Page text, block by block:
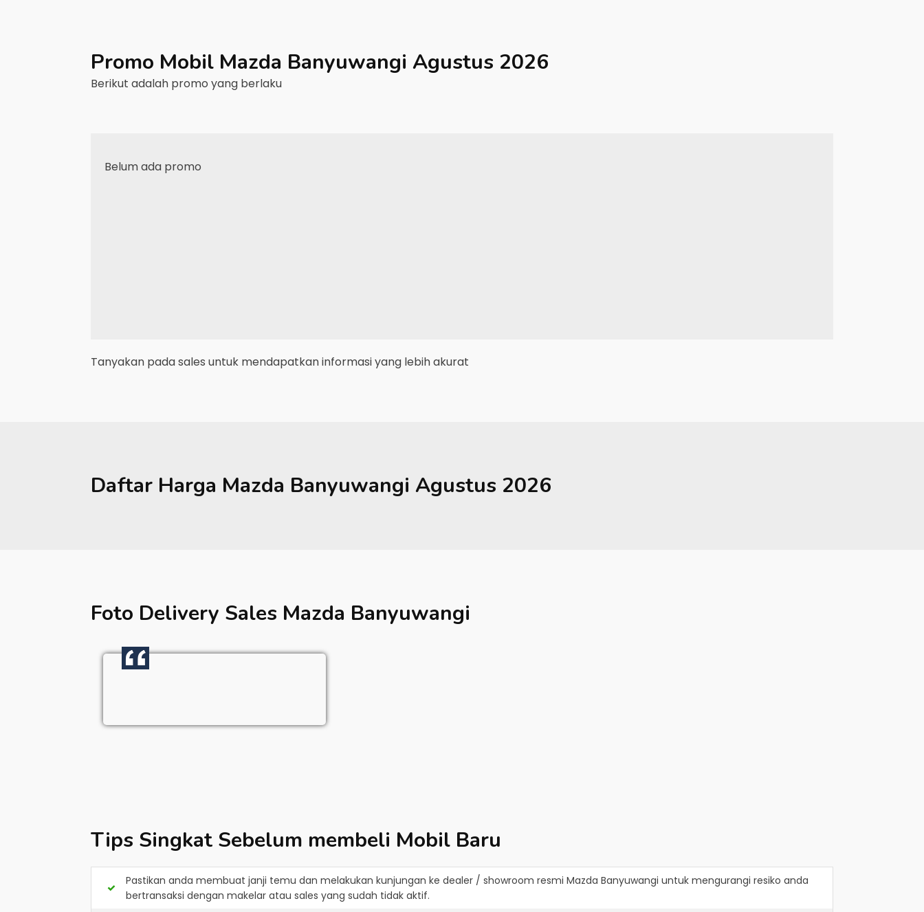
Promo Mobil Mazda Banyuwangi Agustus 2026
Berikut adalah promo yang berlaku
Belum ada promo
Tanyakan pada sales untuk mendapatkan informasi yang lebih akurat
Daftar Harga Mazda Banyuwangi Agustus 2026
Foto Delivery Sales Mazda Banyuwangi
Tips Singkat Sebelum membeli Mobil Baru
Pastikan anda membuat janji temu dan melakukan kunjungan ke dealer / showroom resmi Mazda Banyuwangi untuk mengurangi resiko anda
bertransaksi dengan makelar atau sales yang sudah tidak aktif.